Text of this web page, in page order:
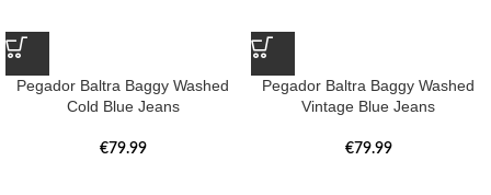
Pegador Baltra Baggy Washed
Cold Blue Jeans
€79.99
Pegador Baltra Baggy Washed
Vintage Blue Jeans
€79.99